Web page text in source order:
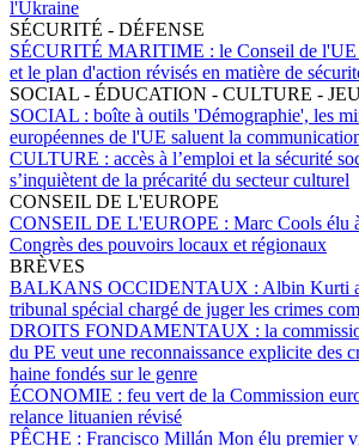
l'Ukraine
SÉCURITÉ - DÉFENSE
SÉCURITÉ MARITIME : le Conseil de
et le plan d'action révisés en matière de
SOCIAL - ÉDUCATION - CULTURE -
SOCIAL : boîte à outils 'Démographie', les
européennes de l'UE saluent la
CULTURE : accès à l’emploi et la sécurité
s’inquiètent de la précarité du secteur culturel
CONSEIL DE L'EUROPE
CONSEIL DE L'EUROPE : Marc Cools élu
Congrès des pouvoirs locaux et régionaux
BRÈVES
BALKANS OCCIDENTAUX : Albin Kurti
tribunal spécial chargé de juger les crimes
DROITS FONDAMENTAUX : la
du PE veut une reconnaissance explicite des
haine fondés sur le genre
ÉCONOMIE : feu vert de la Commission
relance lituanien révisé
PÊCHE : Francisco Millán Mon élu premier